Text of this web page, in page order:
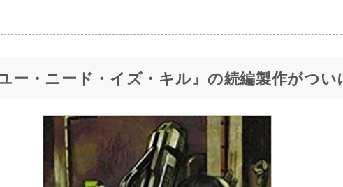
ー・ニード・イズ・キル』の続編製作がつい